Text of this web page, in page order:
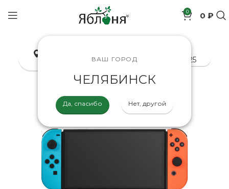
0
позиций0 ₽
ВАШ ГОРОД
ЧЕЛЯБИНСК
Да, спасибо Нет, другой
8-800-200-70-25